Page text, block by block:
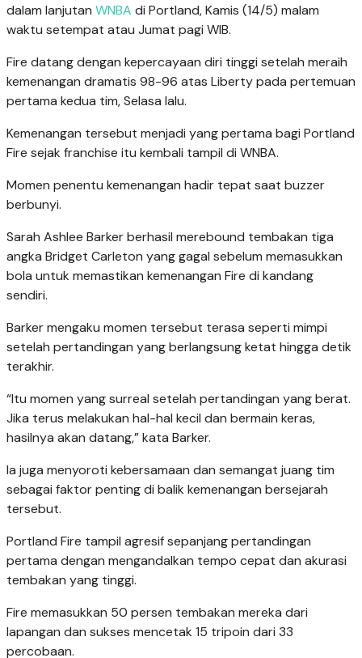
dalam lanjutan WNBA di Portland, Kamis (14/5) malam
waktu setempat atau Jumat pagi WIB.
Fire datang dengan kepercayaan diri tinggi setelah meraih
kemenangan dramatis 98-96 atas Liberty pada pertemuan
pertama kedua tim, Selasa lalu.
Kemenangan tersebut menjadi yang pertama bagi Portland
Fire sejak franchise itu kembali tampil di WNBA.
Momen penentu kemenangan hadir tepat saat buzzer
berbunyi.
Sarah Ashlee Barker berhasil merebound tembakan tiga
angka Bridget Carleton yang gagal sebelum memasukkan
bola untuk memastikan kemenangan Fire di kandang
sendiri.
Barker mengaku momen tersebut terasa seperti mimpi
setelah pertandingan yang berlangsung ketat hingga detik
terakhir.
“Itu momen yang surreal setelah pertandingan yang berat.
Jika terus melakukan hal-hal kecil dan bermain keras,
hasilnya akan datang,” kata Barker.
Ia juga menyoroti kebersamaan dan semangat juang tim
sebagai faktor penting di balik kemenangan bersejarah
tersebut.
Portland Fire tampil agresif sepanjang pertandingan
pertama dengan mengandalkan tempo cepat dan akurasi
tembakan yang tinggi.
Fire memasukkan 50 persen tembakan mereka dari
lapangan dan sukses mencetak 15 tripoin dari 33
percobaan.